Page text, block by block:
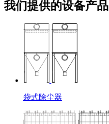
我们提供的设备产品
袋式除尘器